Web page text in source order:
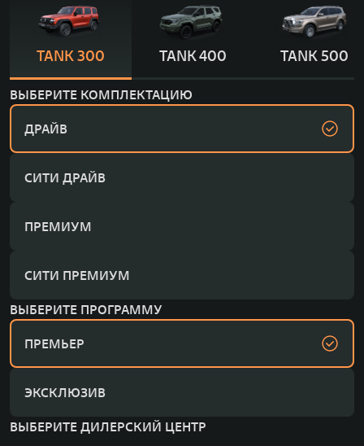
TANK 300 TANK 400 TANK 500
ВЫБЕРИТЕ КОМПЛЕКТАЦИЮ
ДРАЙВ
СИТИ ДРАЙВ
ПРЕМИУМ
СИТИ ПРЕМИУМ
ВЫБЕРИТЕ ПРОГРАММУ
ПРЕМЬЕР
ЭКСКЛЮЗИВ
ВЫБЕРИТЕ ДИЛЕРСКИЙ ЦЕНТР